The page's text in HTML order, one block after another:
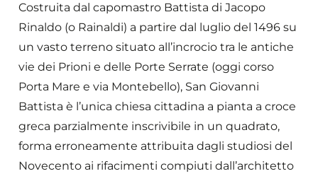
Costruita dal capomastro Battista di Jacopo
Rinaldo (o Rainaldi) a partire dal luglio del 1496 su
un vasto terreno situato all’incrocio tra le antiche
vie dei Prioni e delle Porte Serrate (oggi corso
Porta Mare e via Montebello), San Giovanni
Battista è l’unica chiesa cittadina a pianta a croce
greca parzialmente inscrivibile in un quadrato,
forma erroneamente attribuita dagli studiosi del
Novecento ai rifacimenti compiuti dall’architetto